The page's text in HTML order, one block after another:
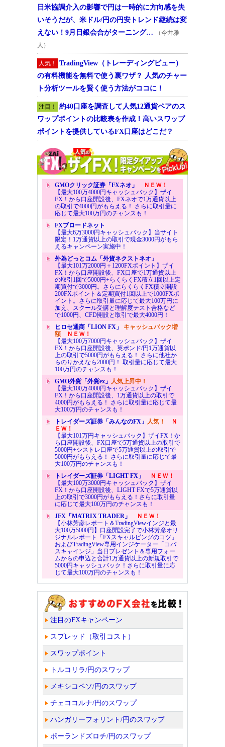
日米協調介入の影響で円は一時的に方向感を失
いそうだが、米ドル/円の円安トレンド継続は変
えない！9月日銀会合がターニング…
（今井雅
人）
人気！
TradingView（トレーディングビュー）
の有料機能を無料で使う裏ワザ？ 人気のチャー
ト分析ツールを賢く使う方法がココに！
注目！
約40口座を調査して人気12通貨ペアのス
ワップポイントの比較表を作成！高いスワップ
ポイントを提供しているFX口座はどこだ？
GMOクリック証券「FXネオ」
ＮＥＷ！
【最大100万4000円キャッシュバック】ザイ
FX！から口座開設後、FXネオで1万通貨以上
の取引で4000円がもらえる！ さらに取引量に
応じて最大100万円のチャンスも！
FXブロードネット
【最大6万3000円キャッシュバック】当サイト
限定！1万通貨以上の取引で現金3000円がもら
えるキャンペーン実施中！
外為どっとコム「外貨ネクストネオ」
【最大101万2000円＋1200FXポイント】ザイ
FX！から口座開設後、FX口座で1万通貨以上
の取引1回で5000円+らくらくFX積立1回以上定
期買付で3000円。さらにらくらくFX積立開設
200FXポイント＆定期買付1回以上で1000FXポ
イント。さらに取引量に応じて最大100万円に
加え、スクール受講と理解度テスト合格など
で1000円、CFD開設と取引で最大4000円！
ヒロセ通商「LION FX」 キャッシュバック増
額ＮＥＷ！
【最大100万7000円キャッシュバック】ザイ
FX！から口座開設後、英ポンド/円1万通貨以
上の取引で5000円がもらえる！ さらに他社か
らのりかえなら2000円！ 取引量に応じて最大
100万円のチャンスも！
GMO外貨「外貨ex」 人気上昇中！
【最大100万4000円キャッシュバック】ザイ
FX！から口座開設後、1万通貨以上の取引で
4000円がもらえる！ さらに取引量に応じて最
大100万円のチャンスも！
トレイダーズ証券「みんなのFX」 人気！
Ｎ
ＥＷ！
【最大101万円キャッシュバック】ザイFX！か
ら口座開設後、FX口座で5万通貨以上の取引で
5000円+シストレ口座で5万通貨以上の取引で
5000円がもらえる！ さらに取引量に応じて最
大100万円のチャンスも！
トレイダーズ証券「LIGHT FX」
ＮＥＷ！
【最大100万3000円キャッシュバック】ザイ
FX！から口座開設後、LIGHT FXで5万通貨以
上の取引で3000円がもらえる！さらに取引量
に応じて最大100万円のチャンスも！
JFX「MATRIX TRADER」
ＮＥＷ！
【小林芳彦レポート＆TradingViewインジと最
大100万5000円】口座開設完了で小林芳彦オリ
ジナルレポート「FXスキャルピングのコツ」
およびTradingView専用インジケーター「コバ
スキャインジ」当日プレゼント＆専用フォー
ムからの申込と合計1万通貨以上の新規取引で
5000円キャッシュバック！さらに取引量に応
じて最大100万円のチャンスも！
注目のFXキャンペーン
スプレッド（取引コスト）
スワップポイント
トルコリラ/円のスワップ
メキシコペソ/円のスワップ
チェココルナ/円のスワップ
ハンガリーフォリント/円のスワップ
ポーランドズロチ/円のスワップ